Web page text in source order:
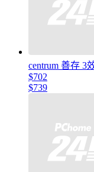
centrum 善存 3
$702
$739